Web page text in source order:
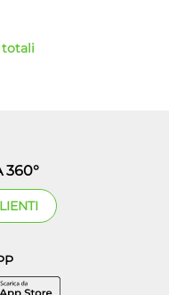
totali
360°